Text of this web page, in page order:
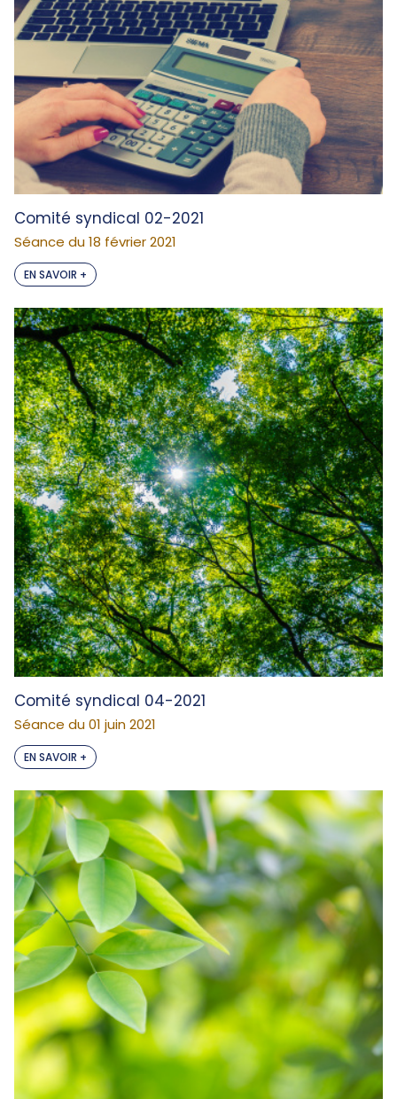
Comité syndical 02-2021
Séance du 18 février 2021
EN SAVOIR +
Comité syndical 04-2021
Séance du 01 juin 2021
EN SAVOIR +